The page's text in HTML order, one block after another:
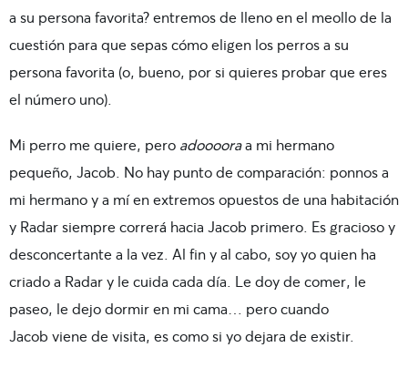
a su persona favorita? entremos de lleno en el meollo de la
cuestión para que sepas cómo eligen los perros a su
persona favorita (o, bueno, por si quieres probar que eres
el número uno).
Mi perro me quiere, pero adooooraa mi hermano
pequeño, Jacob. No hay punto de comparación: ponnos a
mi hermano y a mí en extremos opuestos de una habitación
y Radar siempre correrá hacia Jacob primero. Es gracioso y
desconcertante a la vez. Al fin y al cabo, soy yo quien ha
criado a Radar y le cuida cada día. Le doy de comer, le
paseo, le dejo dormir en mi cama… pero cuando
Jacob viene de visita, es como si yo dejara de existir.